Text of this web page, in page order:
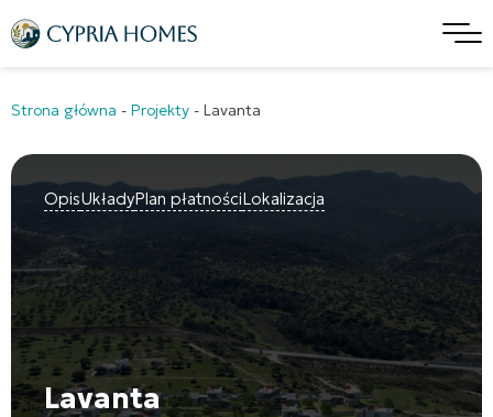
Strona główna - Projekty - Lavanta
OpisUkładyPlan płatnościLokalizacja
Lavanta